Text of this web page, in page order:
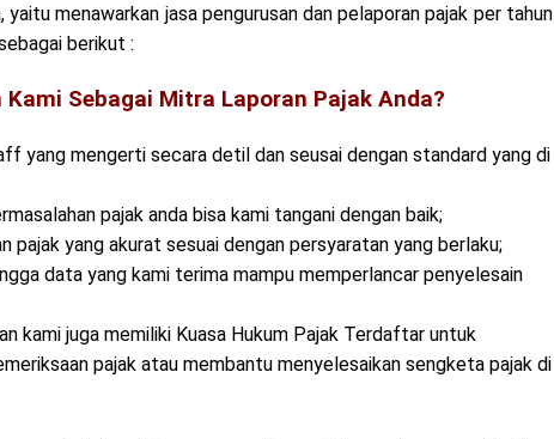
yaitu menawarkan jasa pengurusan dan pelaporan pajak per tahun
berikut :
Sebagai Mitra Laporan Pajak Anda?
yang mengerti secara detil dan seusai dengan standard yang di
pajak anda bisa kami tangani dengan baik;
pajak yang akurat sesuai dengan persyaratan yang berlaku;
data yang kami terima mampu memperlancar penyelesain
kami juga memiliki Kuasa Hukum Pajak Terdaftar untuk
pajak atau membantu menyelesaikan sengketa pajak di